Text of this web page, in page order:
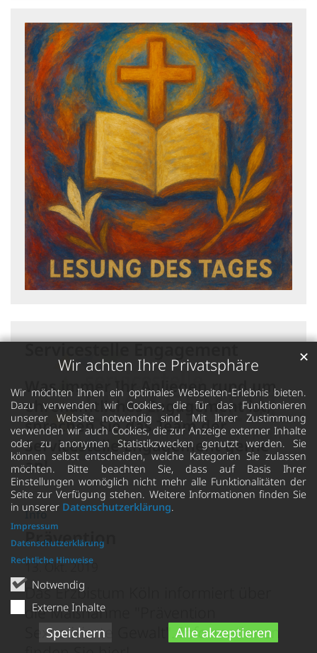
Wir achten Ihre Privatsphäre
Wir möchten Ihnen ein optimales Webseiten-Erlebnis bieten.
Dazu verwenden wir Cookies, die für das Funktionieren
unserer Website notwendig sind. Mit Ihrer Zustimmung
verwenden wir auch Cookies, die zur Anzeige externer Inhalte
oder zu anonymen Statistikzwecken genutzt werden. Sie
können selbst entscheiden, welche Kategorien Sie zulassen
möchten. Bitte beachten Sie, dass auf Basis Ihrer
Einstellungen womöglich nicht mehr alle Funktionalitäten der
Seite zur Verfügung stehen. Weitere Informationen finden Sie
in unserer Datenschutzerklärung.
Notwendig
Externe Inhalte
Speichern Alle akzeptieren
✕
Impressum
Datenschutzerklärung
Rechtliche Hinweise
Servicestelle Engagement
Was immer Ihr Anliegen rund um
ehrenamtliches Engagement ist,
sprechen Sie das Team der
Servicestelle Engagement gerne
an!
Ihre Talente sind gefragt und sehr
willkommen! Wir freuen uns auf Sie!
Kontakt:
servicestelle_engagement@pgbm.de
© ebk
Info:
Prävention
13. Okt. 2019
Das Erzbistum Köln informiert über
die Maßnahme "Prävention
Sexualisierte Gewalt". Informationen